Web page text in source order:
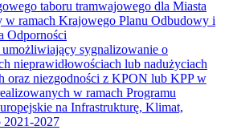
taboru tramwajowego dla Miasta
w ramach Krajowego Planu Odbudowy i
Odporności
sygnalizowanie o
nieprawidłowościach lub nadużyciach
oraz niezgodności z KPON lub KPP w
w ramach Programu
na Infrastrukturę, Klimat,
2021-2027